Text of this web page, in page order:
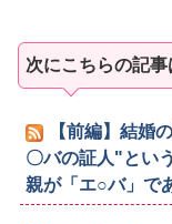
次にこちらの記
【前編】結婚
〇バの証人"とい
親が「エ○バ」で